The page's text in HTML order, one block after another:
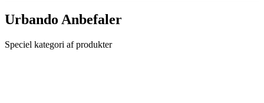
Urbando Anbefaler
Speciel kategori af produkter